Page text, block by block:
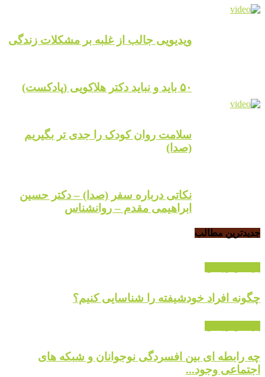
ویدیویی جالب از غلبه بر مشکلات زندگی
۵۰ باید و نباید دکتر هلاکویی (پادکست)
سلامت روان کودک را جدی تر بگیریم
(صدا)
نکاتی درباره سفر (صدا) – دکتر حسین
ابراهیمی مقدم – روانشناس
جدیدترین مطالب
چگونه افراد خودشیفته را شناسایی کنیم؟
چه رابطه ای بین افسردگی نوجوانان و شبکه های
اجتماعی وجود...